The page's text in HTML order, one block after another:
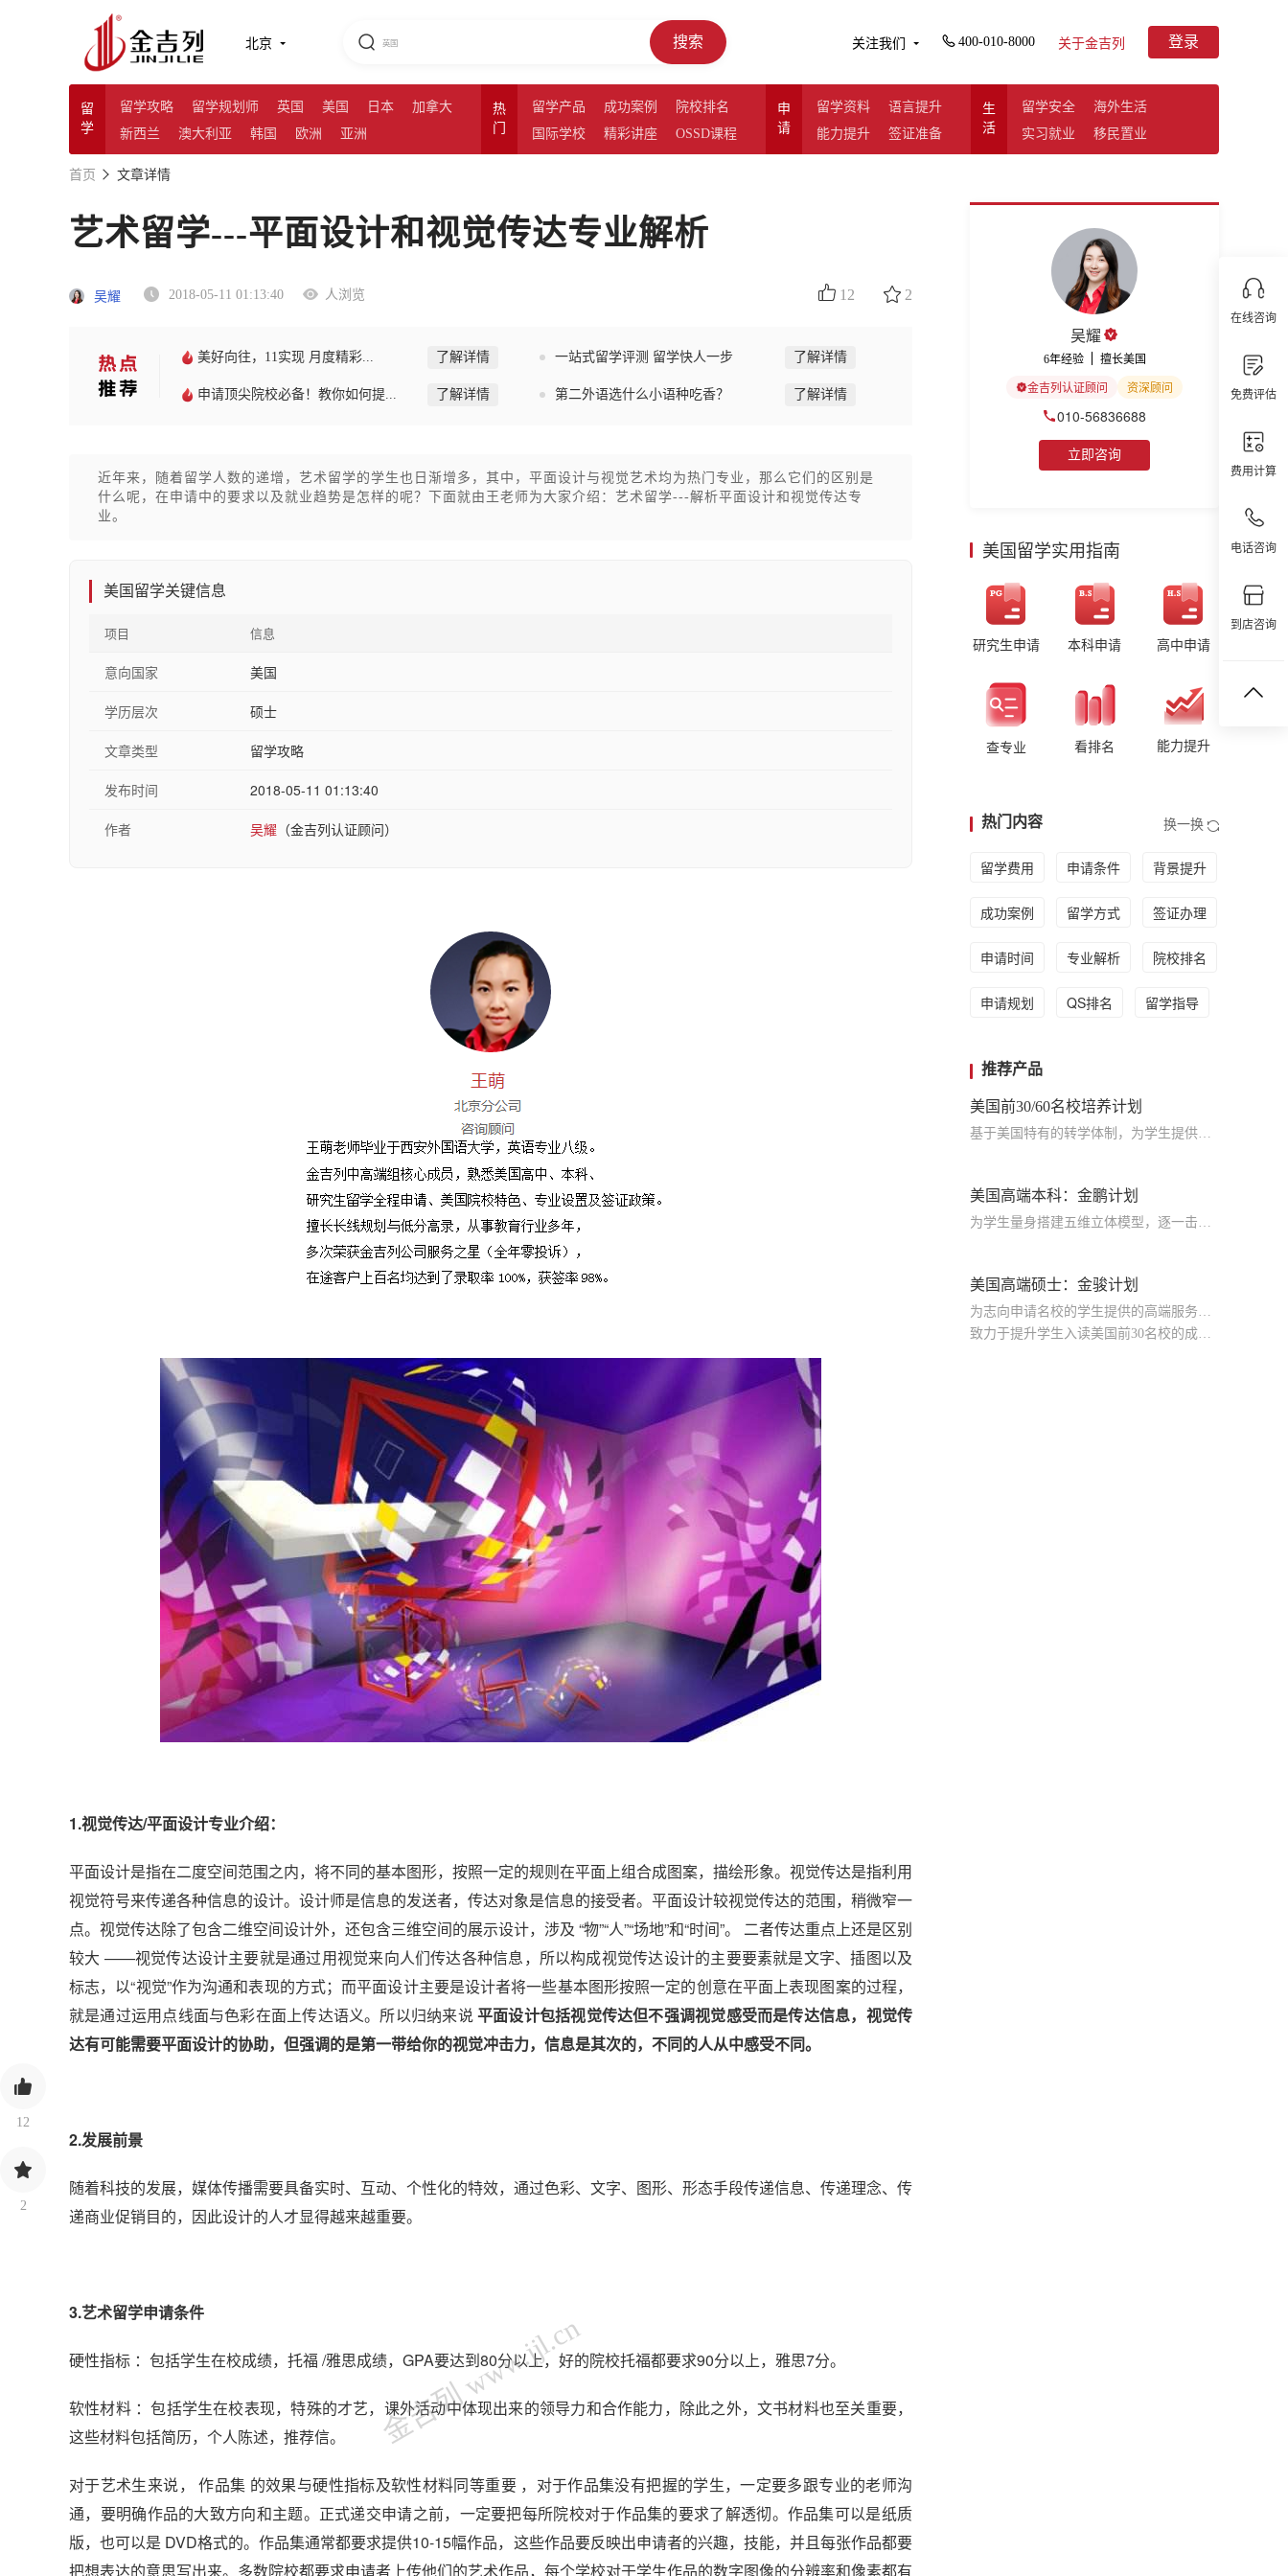
北京 搜索 关注我们 400-010-8000 关于金吉列 登录
留
学
留学攻略 留学规划师 英国 美国 日本
加拿大
新西兰
澳大利亚 韩国 欧洲 亚洲
热
门
留学产品 成功案例
院校排名
国际学校
精彩讲座 OSSD课程
申
请
留学资料
语言提升
能力提升
签证准备
生
活
留学安全
海外生活
实习就业
移民置业
在线咨询
免费评估
费用计算
电话咨询
到店咨询
12
2
首页 文章详情
艺术留学---平面设计和视觉传达专业解析
吴耀 2018-05-11 01:13:40 人浏览 12 2
美好向往，11实现 月度精彩... 了解详情 一站式留学评测 留学快人一步 了解详情
申请顶尖院校必备！教你如何提... 了解详情 第二外语选什么小语种吃香？ 了解详情
近年来，随着留学人数的递增，艺术留学的学生也日渐增多，其中，平面设计与视觉艺术均为热门专业，那么它们的区别是
什么呢，在申请中的要求以及就业趋势是怎样的呢？下面就由王老师为大家介绍：艺术留学---解析平面设计和视觉传达专
业。
美国留学关键信息
项目 信息
意向国家 美国
学历层次 硕士
文章类型 留学攻略
发布时间 2018-05-11 01:13:40
作者 吴耀 （金吉列认证顾问）
1.视觉传达/平面设计专业介绍：
平面设计是指在二度空间范围之内，将不同的基本图形，按照一定的规则在平面上组合成图案，描绘形象。视觉传达是指利用
视觉符号来传递各种信息的设计。设计师是信息的发送者，传达对象是信息的接受者。平面设计较视觉传达的范围，稍微窄一
点。视觉传达除了包含二维空间设计外，还包含三维空间的展示设计，涉及 “物”“人”“场地”和“时间”。 二者传达重点上还是区别
较大 ——视觉传达设计主要就是通过用视觉来向人们传达各种信息，所以构成视觉传达设计的主要要素就是文字、插图以及
标志，以“视觉”作为沟通和表现的方式；而平面设计主要是设计者将一些基本图形按照一定的创意在平面上表现图案的过程，
就是通过运用点线面与色彩在面上传达语义。所以归纳来说平面设计包括视觉传达但不强调视觉感受而是传达信息，视觉传
达有可能需要平面设计的协助，但强调的是第一带给你的视觉冲击力，信息是其次的，不同的人从中感受不同。
2.发展前景
随着科技的发展，媒体传播需要具备实时、互动、个性化的特效，通过色彩、文字、图形、形态手段传递信息、传递理念、传
递商业促销目的，因此设计的人才显得越来越重要。
3.艺术留学申请条件
硬性指标 ：包括学生在校成绩，托福 /雅思成绩，GPA要达到80分以上，好的院校托福都要求90分以上，雅思7分。
软性材料 ：包括学生在校表现，特殊的才艺，课外活动中体现出来的领导力和合作能力，除此之外，文书材料也至关重要，
这些材料包括简历，个人陈述，推荐信。
对于艺术生来说， 作品集 的效果与硬性指标及软性材料同等重要 ，对于作品集没有把握的学生，一定要多跟专业的老师沟
通，要明确作品的大致方向和主题。正式递交申请之前，一定要把每所院校对于作品集的要求了解透彻。作品集可以是纸质
版，也可以是 DVD格式的。作品集通常都要求提供10-15幅作品，这些作品要反映出申请者的兴趣，技能，并且每张作品都要
把想表达的意思写出来。多数院校都要求申请者上传他们的艺术作品，每个学校对于学生作品的数字图像的分辨率和像素都有
金吉列 www.jjl.cn
吴耀
6年经验 擅长美国
金吉列认证顾问 资深顾问
010-56836688
立即咨询
美国留学实用指南
研究生申请 本科申请 高中申请
查专业 看排名 能力提升
热门内容 换一换
留学费用 申请条件 背景提升
成功案例 留学方式 签证办理
申请时间 专业解析 院校排名
申请规划 QS排名 留学指导
推荐产品
美国前30/60名校培养计划
基于美国特有的转学体制，为学生提供包括学术、领导力、职业等在内的长时段服务，让学生既获得名校录取，又有读完名校的实力
美国高端本科：金鹏计划
为学生量身搭建五维立体模型，逐一击破痛点，致力于提高美国TOP30本科录取成功率
美国高端硕士：金骏计划
为志向申请名校的学生提供的高端服务产品
致力于提升学生入读美国前30名校的成功率